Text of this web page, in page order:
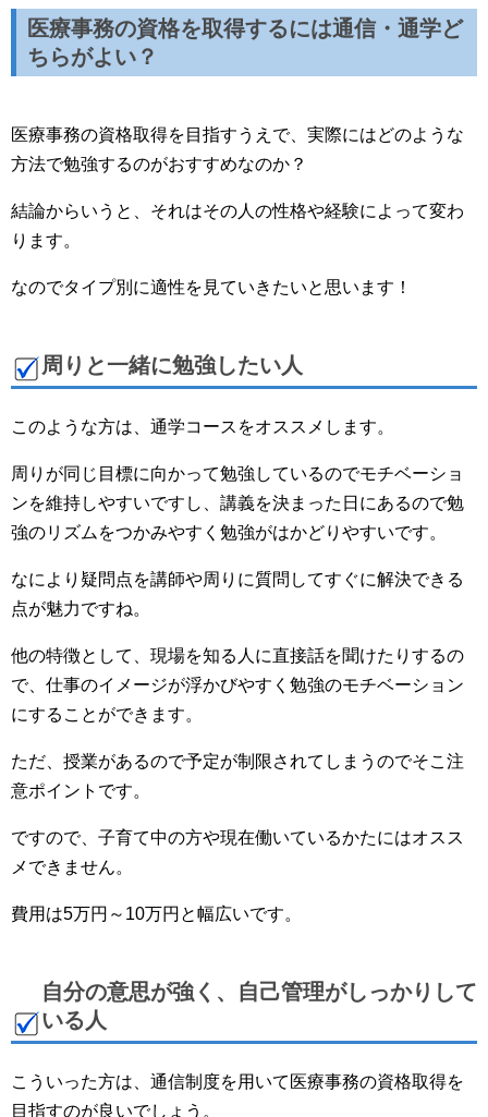
医療事務の資格を取得するには通信・通学ど
ちらがよい？
医療事務の資格取得を目指すうえで、実際にはどのような
方法で勉強するのがおすすめなのか？
結論からいうと、それはその人の性格や経験によって変わ
ります。
なのでタイプ別に適性を見ていきたいと思います！
周りと一緒に勉強したい人
このような方は、通学コースをオススメします。
周りが同じ目標に向かって勉強しているのでモチベーショ
ンを維持しやすいですし、講義を決まった日にあるので勉
強のリズムをつかみやすく勉強がはかどりやすいです。
なにより疑問点を講師や周りに質問してすぐに解決できる
点が魅力ですね。
他の特徴として、現場を知る人に直接話を聞けたりするの
で、仕事のイメージが浮かびやすく勉強のモチベーション
にすることができます。
ただ、授業があるので予定が制限されてしまうのでそこ注
意ポイントです。
ですので、子育て中の方や現在働いているかたにはオスス
メできません。
費用は5万円～10万円と幅広いです。
自分の意思が強く、自己管理がしっかりして
いる人
こういった方は、通信制度を用いて医療事務の資格取得を
目指すのが良いでしょう。